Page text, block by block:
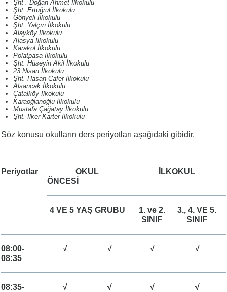
Şht . Doğan Ahmet İlkokulu
Şht. Ertuğrul İlkokulu
Gönyeli İlkokulu
Şht. Yalçın İlkokulu
Alayköy İlkokulu
Alasya İlkokulu
Karakol İlkokulu
Polatpaşa İlkokulu
Şht. Hüseyin Akil İlkokulu
23 Nisan İlkokulu
Şht. Hasan Cafer İlkokulu
Alsancak İlkokulu
Çatalköy İlkokulu
Karaoğlanoğlu İlkokulu
Mustafa Çağatay İlkokulu
Şht. İlker Karter İlkokulu
Söz konusu okulların ders periyotları aşağıdaki gibidir.
Periyotlar
OKUL
ÖNCESİ
İLKOKUL
4 VE 5 YAŞ GRUBU
1. ve 2.
SINIF
3., 4. VE 5.
SINIF
08:00-
08:35
√ √ √ √
08:35-
√ √ √ √